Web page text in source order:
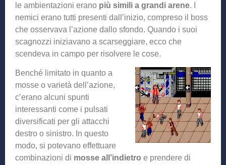
le ambientazioni erano più simili a grandi arene. I
nemici erano tutti presenti dall’inizio, compreso il boss
che osservava l’azione dallo sfondo. Quando i suoi
scagnozzi iniziavano a scarseggiare, ecco che
scendeva in campo per risolvere le cose.
Benché limitato in quanto a
mosse o varietà dell’azione,
c’erano alcuni spunti
interessanti come i pulsati
diversificati per gli attacchi
destro o sinistro. In questo
modo, si potevano effettuare
combinazioni di mosse all’indietro e prendere di